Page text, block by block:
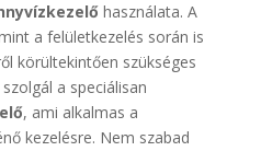
használata. A
a felületkezelés során is
körültekintően szükséges
a speciálisan
, ami alkalmas a
kezelésre. Nem szabad